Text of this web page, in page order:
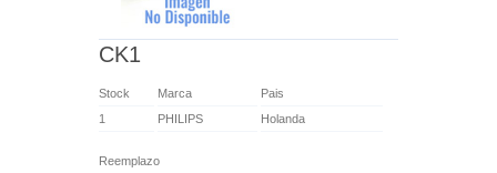
CK1
Stock Marca
Pais
1
PHILIPS Holanda
Reemplazo